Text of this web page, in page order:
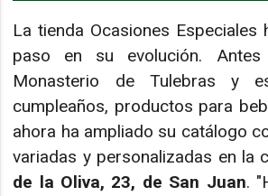
La tienda Ocasiones Especiales
paso en su evolución.
Monasterio de Tulebras y
cumpleaños, productos para
ahora ha ampliado su catálogo
variadas y personalizadas en la
de la Oliva, 23, de San Juan.